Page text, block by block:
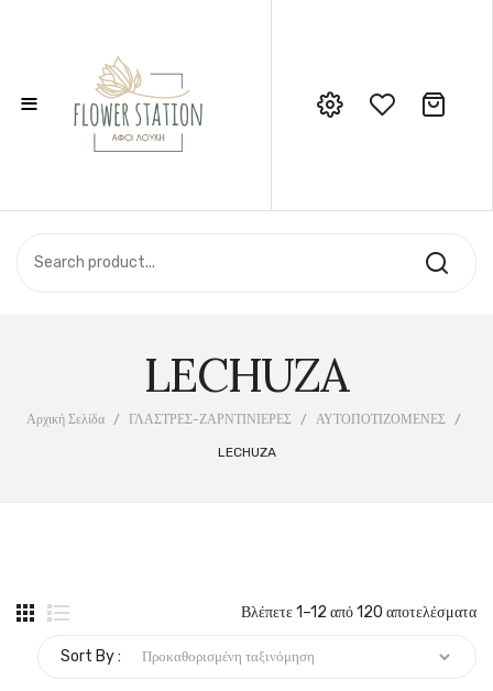
≡
ΕΠΙΚΟΙΝΩΝΊΑ
LECHUZA
Αρχική Σελίδα / ΓΛΑΣΤΡΕΣ-ΖΑΡΝΤΙΝΙΕΡΕΣ / ΑΥΤΟΠΟΤΙΖΟΜΕΝΕΣ /
LECHUZA
Βλέπετε 1–12 από 120 αποτελέσματα
Sort By :